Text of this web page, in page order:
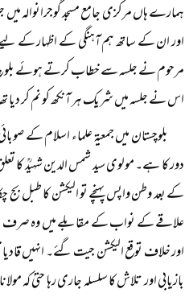
ہمارے ہاں مرکزی جامع مسجد گوجرانوالہ
اور ان کے ساتھ ہم آہنگی کے اظہار کے
مرحوم نے جلسہ سے خطاب کرتے ہوئے بلوچ
اس نے جلسہ میں شریک ہر آنکھ کو نم کر دیا
بلوچستان میں جمعیۃ علماء اسلام کے
دور کا ہے۔ مولوی سید شمس الدین شہیدؒ کا
علاقے کے نواب کے مقابلے میں وہ صرف اس
اور خلاف توقع الیکشن جیت گئے۔ انہیں
بازیابی اور تلاش کا سلسلہ جاری رہا حتیٰ کہ